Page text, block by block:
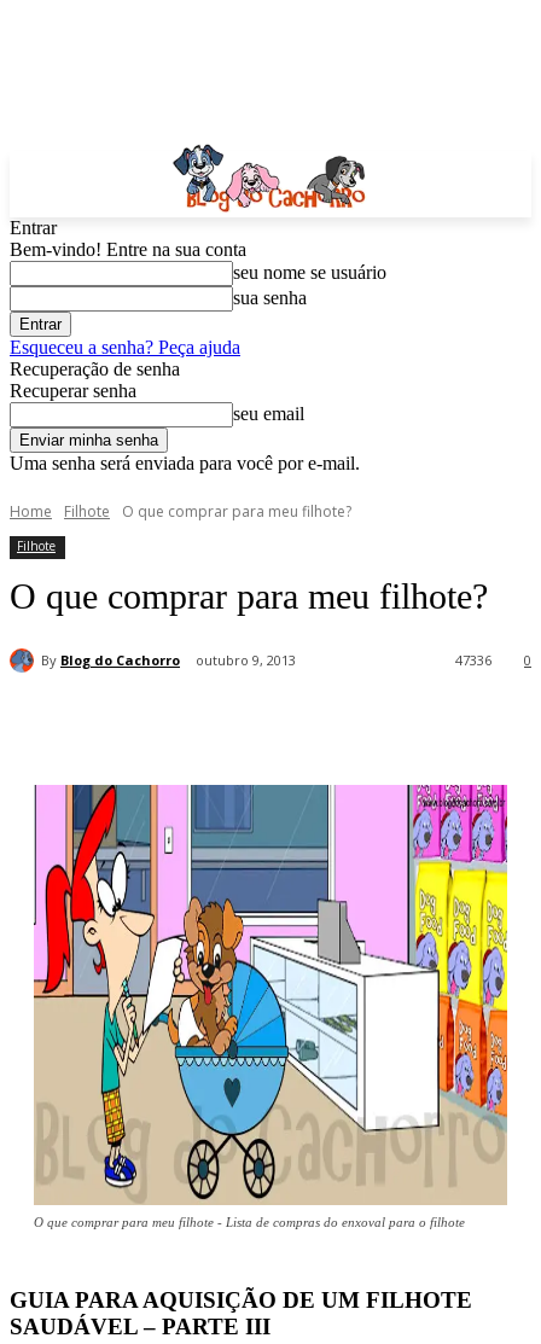
Entrar
Bem-vindo! Entre na sua conta
seu nome se usuário
sua senha
Esqueceu a senha? Peça ajuda
Recuperação de senha
Recuperar senha
seu email
Uma senha será enviada para você por e-mail.
Home Filhote O que comprar para meu filhote?
Filhote
O que comprar para meu filhote?
By Blog do Cachorro outubro 9, 2013 0
47336
O que comprar para meu filhote - Lista de compras do enxoval para o filhote
GUIA PARA AQUISIÇÃO DE UM FILHOTE
SAUDÁVEL – PARTE III